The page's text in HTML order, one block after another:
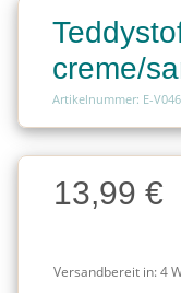
creme/
Artikelnummer: E-
Charge
Charge13,99 €
Versandbereit in:4